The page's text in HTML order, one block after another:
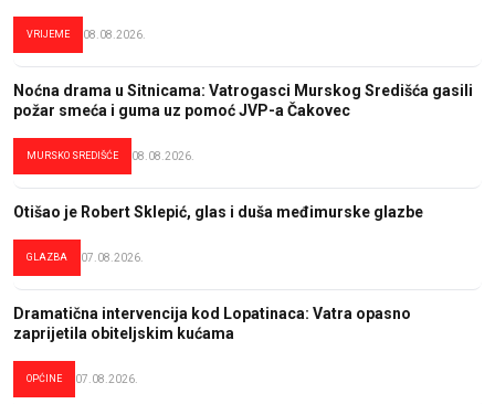
VRIJEME 08.08.2026.
Noćna drama u Sitnicama: Vatrogasci Murskog Središća gasili
požar smeća i guma uz pomoć JVP-a Čakovec
MURSKO SREDIŠĆE 08.08.2026.
Otišao je Robert Sklepić, glas i duša međimurske glazbe
GLAZBA 07.08.2026.
Dramatična intervencija kod Lopatinaca: Vatra opasno
zaprijetila obiteljskim kućama
OPĆINE 07.08.2026.